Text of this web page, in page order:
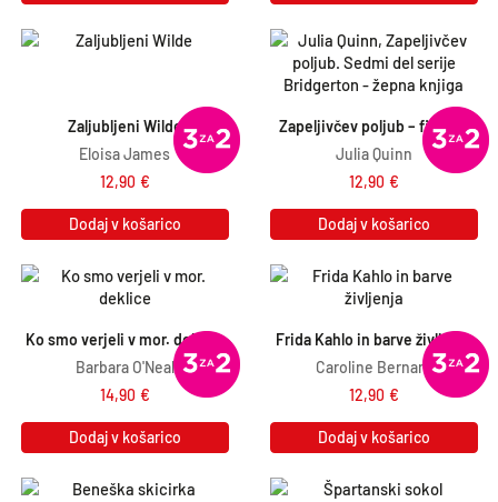
Zaljubljeni Wilde
Eloisa James
12,90 €
Dodaj v košarico
Zapeljivčev poljub – filmska
Julia Quinn
12,90 €
Dodaj v košarico
Ko smo verjeli v mor. deklice
Barbara O'Neal
14,90 €
Dodaj v košarico
Frida Kahlo in barve življenja
Caroline Bernard
12,90 €
Dodaj v košarico